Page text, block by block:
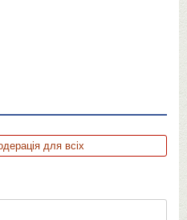
для всіх